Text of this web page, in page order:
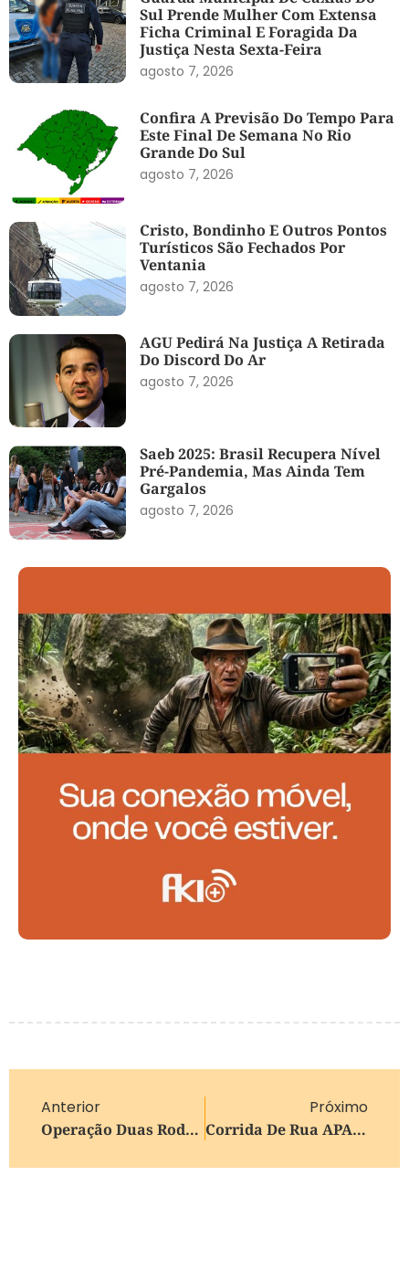
Sul Prende Mulher Com Extensa
Ficha Criminal E Foragida Da
Justiça Nesta Sexta-Feira
agosto 7, 2026
Confira A Previsão Do Tempo Para
Este Final De Semana No Rio
Grande Do Sul
agosto 7, 2026
Cristo, Bondinho E Outros Pontos
Turísticos São Fechados Por
Ventania
agosto 7, 2026
AGU Pedirá Na Justiça A Retirada
Do Discord Do Ar
agosto 7, 2026
Saeb 2025: Brasil Recupera Nível
Pré-Pandemia, Mas Ainda Tem
Gargalos
agosto 7, 2026
Anterior
Operação Duas Rodas Reforça Combate À Irregularidades Em Motos Em Caxias Do Sul
Próximo
Corrida De Rua APA Run E Jogo Do Juventude Terão Bloqueios Neste Domingo Em Caxias Do Sul